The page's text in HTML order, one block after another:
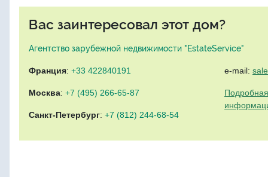
Вас заинтересовал этот дом?
Агентство зарубежной недвижимости "EstateService"
Франция: +33 422840191
Москва: +7 (495) 266-65-87
Санкт-Петербург: +7 (812) 244-68-54
e-mail: